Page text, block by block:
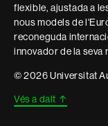
flexible, ajustada a
nous models de
reconeguda
innovador de la seva
© 2026 Universitat
Vés a dalt ↑